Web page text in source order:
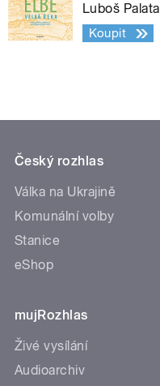
Luboš Palata
Koupit
Český rozhlas
Válka na Ukrajině
Komunální volby
Stanice
eShop
mujRozhlas
Živé vysílání
Audioarchiv